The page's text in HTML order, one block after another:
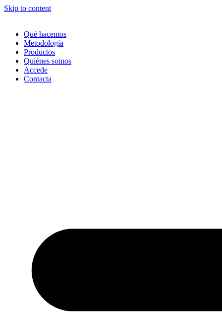
Skip to content
Qué hacemos
Metodología
Productos
Quiénes somos
Accede
Contacta